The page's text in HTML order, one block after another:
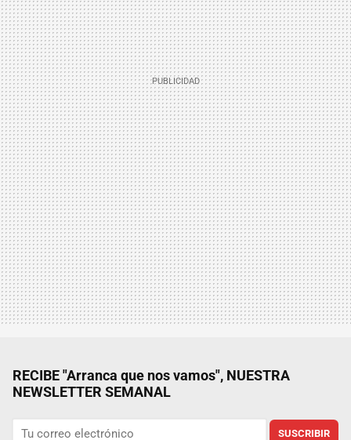
RECIBE "Arranca que nos vamos", NUESTRA
NEWSLETTER SEMANAL
SUSCRIBIR